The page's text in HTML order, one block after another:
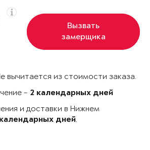
Вызвать
замерщика
вычитается из стоимости заказа.
- 2 календарных дней
и доставки в Нижнем
дней.